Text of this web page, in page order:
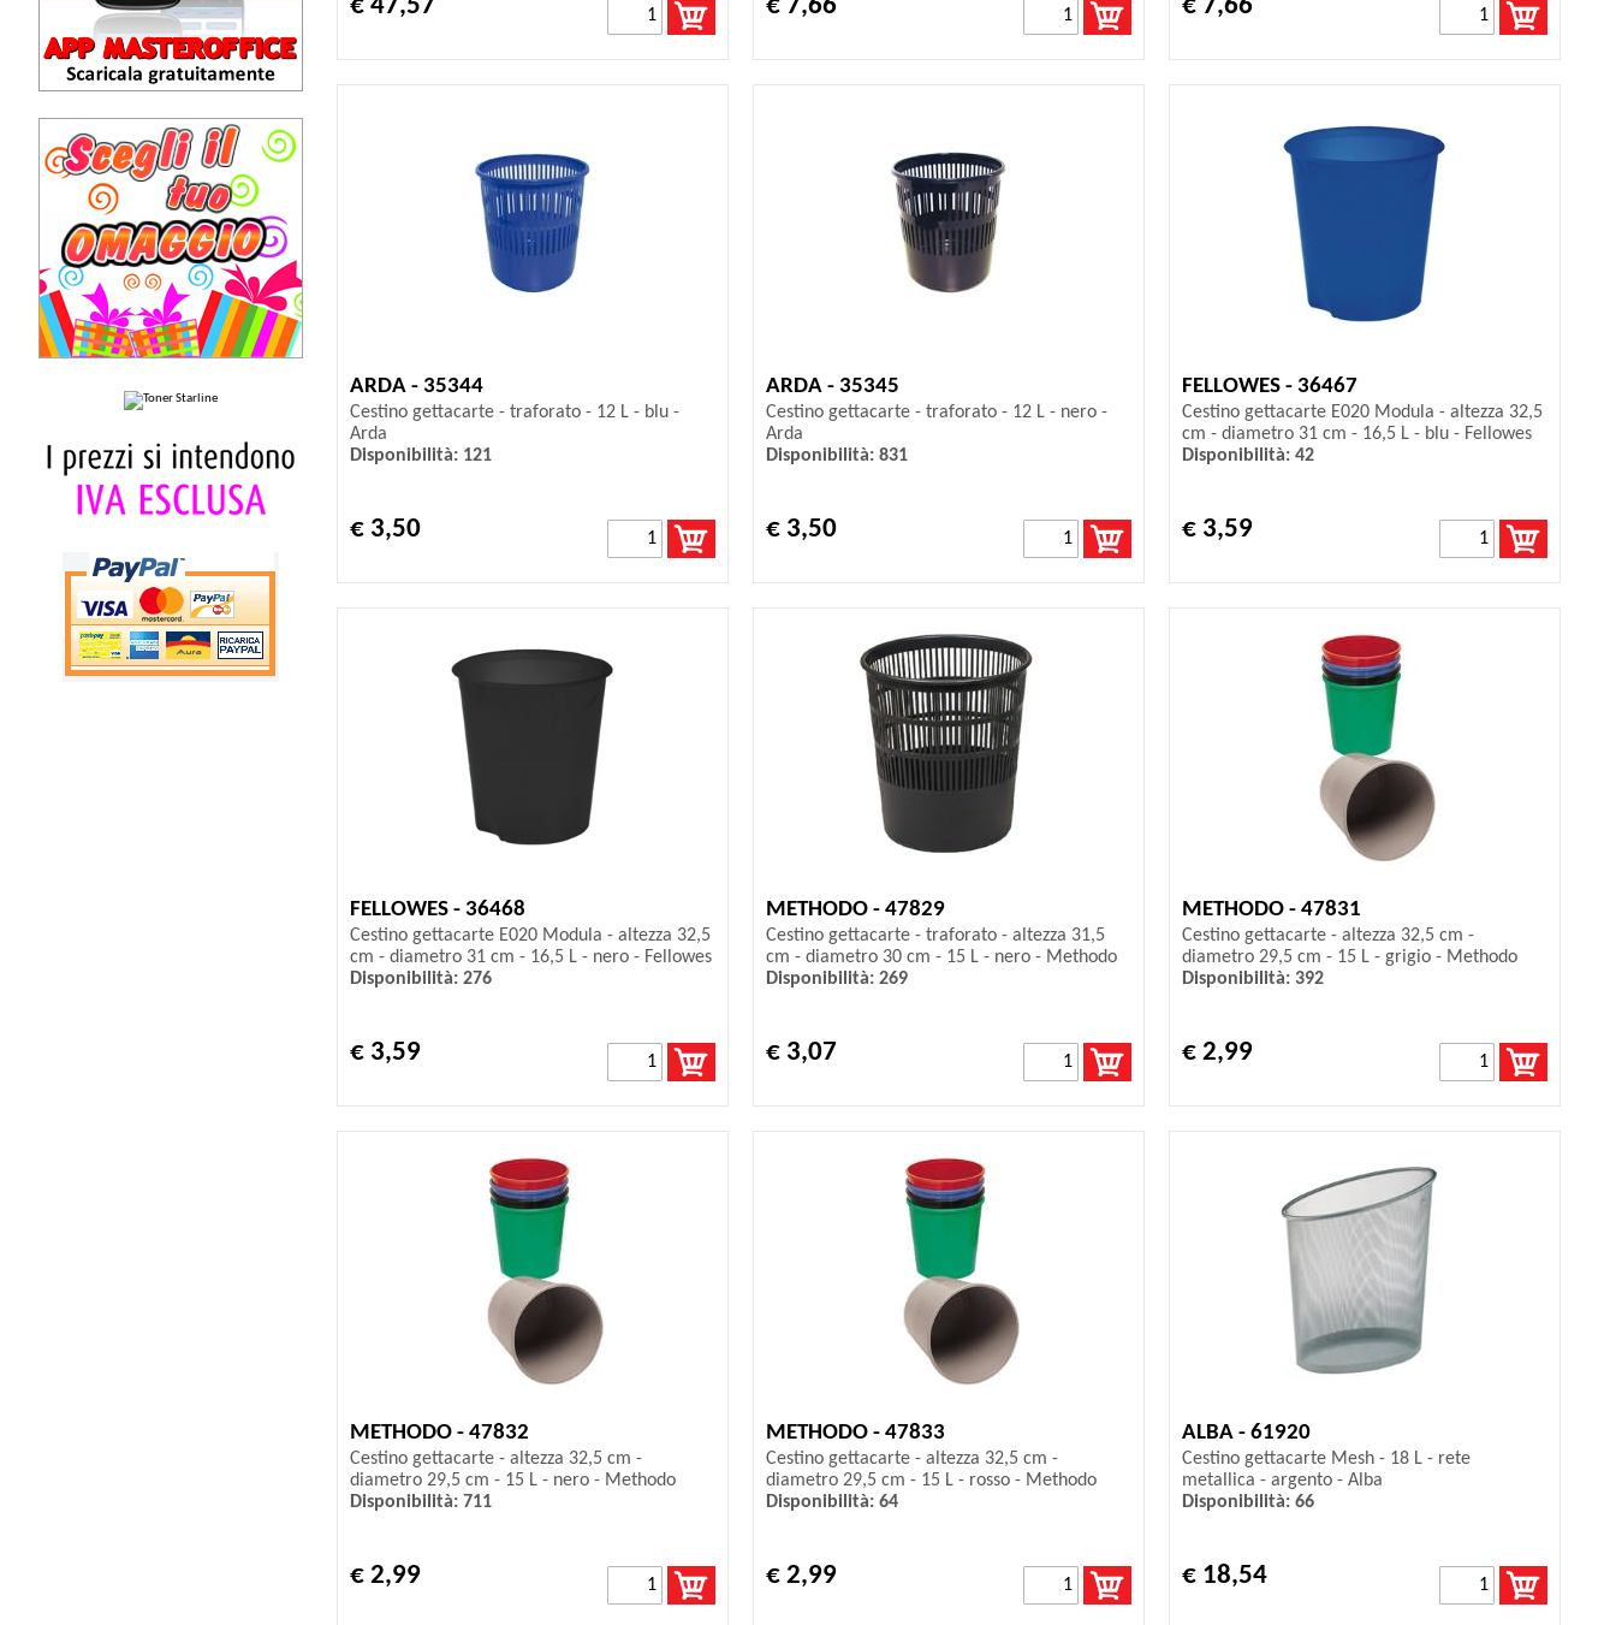
€ 47,57 € 7,66 € 7,66
ARDA - 35344
Cestino gettacarte - traforato - 12 L - blu -
Arda
Disponibilità: 121
€ 3,50
ARDA - 35345
Cestino gettacarte - traforato - 12 L - nero -
Arda
Disponibilità: 831
€ 3,50
FELLOWES - 36467
Cestino gettacarte E020 Modula - altezza 32,5
cm - diametro 31 cm - 16,5 L - blu - Fellowes
Disponibilità: 42
€ 3,59
FELLOWES - 36468
Cestino gettacarte E020 Modula - altezza 32,5
cm - diametro 31 cm - 16,5 L - nero - Fellowes
Disponibilità: 276
€ 3,59
METHODO - 47829
Cestino gettacarte - traforato - altezza 31,5
cm - diametro 30 cm - 15 L - nero - Methodo
Disponibilità: 269
€ 3,07
METHODO - 47831
Cestino gettacarte - altezza 32,5 cm -
diametro 29,5 cm - 15 L - grigio - Methodo
Disponibilità: 392
€ 2,99
METHODO - 47832
Cestino gettacarte - altezza 32,5 cm -
diametro 29,5 cm - 15 L - nero - Methodo
Disponibilità: 711
€ 2,99
METHODO - 47833
Cestino gettacarte - altezza 32,5 cm -
diametro 29,5 cm - 15 L - rosso - Methodo
Disponibilità: 64
€ 2,99
ALBA - 61920
Cestino gettacarte Mesh - 18 L - rete
metallica - argento - Alba
Disponibilità: 66
€ 18,54